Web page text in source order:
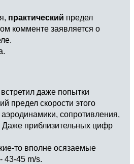
практический предел
комменте заявляется о
даже попытки
предел скорости этого
сопротивления,
приблизительных цифр
то вполне осязаемые
43-45 m/s.